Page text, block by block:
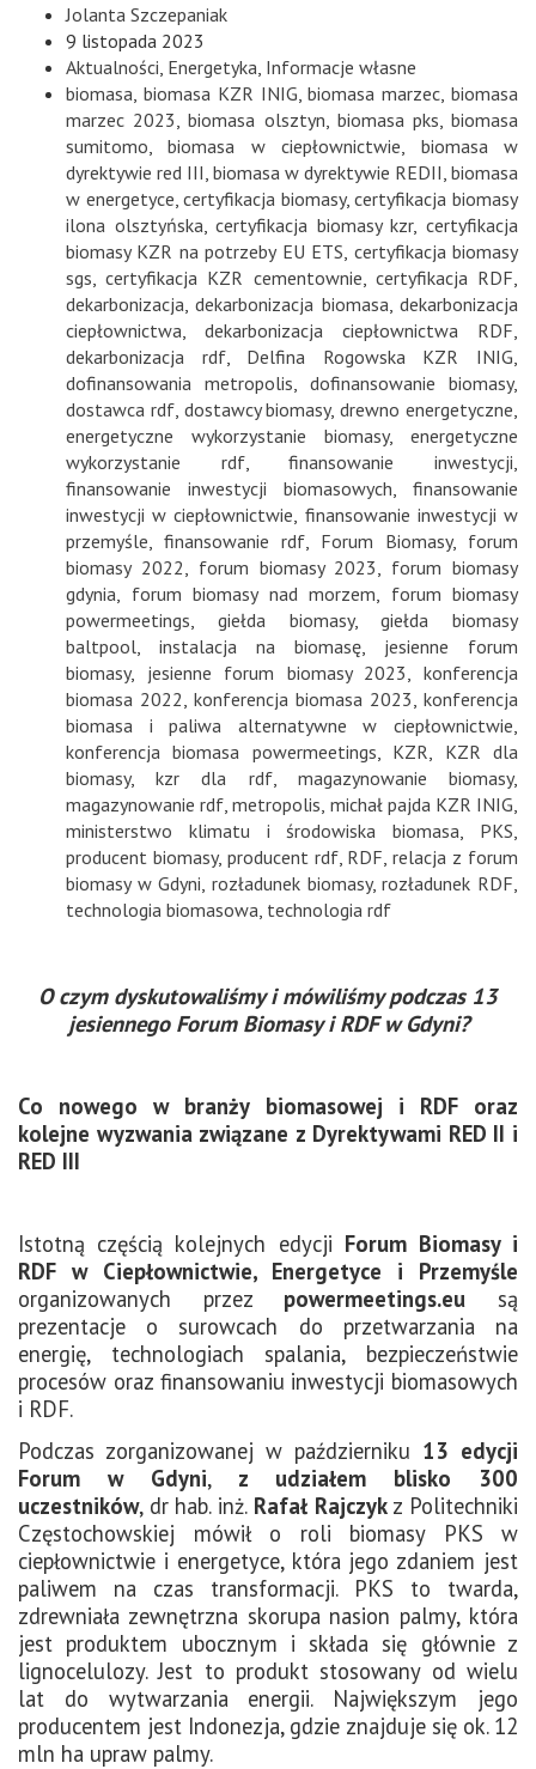
Jolanta Szczepaniak
9 listopada 2023
Aktualności Energetyka Informacje własne
biomasa biomasa KZR INIG ,biomasa marzec ,biomasa
marzec 2023 ,biomasa olsztyn biomasa pks ,biomasa
sumitomo ,biomasa w ciepłownictwie
biomasa w
dyrektywie red III biomasa w dyrektywie REDII biomasa
w energetyce ,certyfikacja biomasy,certyfikacja biomasy
ilona olsztyńska ,certyfikacja biomasy kzr,certyfikacja
biomasy KZR na potrzeby EU ETS certyfikacja biomasy
sgs ,certyfikacja KZR cementownie certyfikacja RDF
dekarbonizacja ,dekarbonizacja biomasa ,dekarbonizacja
ciepłownictwa
dekarbonizacja ciepłownictwa RDF
dekarbonizacja rdf, Delfina Rogowska KZR INIG
dofinansowania metropolis
dofinansowanie biomasy,
dostawca rdf, dostawcy biomasy,drewno energetyczne
energetyczne wykorzystanie biomasy, energetyczne
wykorzystanie rdf,finansowanie inwestycji
finansowanie inwestycji biomasowych
finansowanie
inwestycji w ciepłownictwie finansowanie inwestycji w
przemyśle
finansowanie rdf Forum Biomasy, forum
biomasy 2022
forum biomasy 2023
forum biomasy
gdynia
forum biomasy nad morzem
forum biomasy
powermeetings
giełda biomasy,giełda biomasy
baltpool
instalacja na biomasę
jesienne forum
biomasy, jesienne forum biomasy 2023 ,konferencja
biomasa 2022 konferencja biomasa 2023 konferencja
biomasa i paliwa alternatywne w ciepłownictwie
konferencja biomasa powermeetings
KZR
KZR dla
biomasy,kzr dla rdf, magazynowanie biomasy,
magazynowanie rdf ,metropolis michał pajda KZR INIG
ministerstwo klimatu i środowiska biomasa
PKS
producent biomasy, producent rdf, RDF ,relacja z forum
biomasy w Gdyni ,rozładunek biomasy,rozładunek RDF
technologia biomasowa technologia rdf
O czym dyskutowaliśmy i mówiliśmy podczas 13
jesiennego Forum Biomasy i RDF w Gdyni?
Co nowego w branży biomasowej i RDF oraz
kolejne wyzwania związane z Dyrektywami RED II i
RED III
Istotną częścią kolejnych edycji Forum Biomasy i
RDF w Ciepłownictwie, Energetyce i Przemyśle
organizowanych przez powermeetings.eu są
prezentacje o surowcach do przetwarzania na
energię, technologiach spalania, bezpieczeństwie
procesów oraz finansowaniu inwestycji biomasowych
i RDF.
Podczas zorganizowanej w październiku 13 edycji
Forum w Gdyni, z udziałem blisko 300
uczestników, dr hab. inż. Rafał Rajczykz Politechniki
Częstochowskiej mówił o roli biomasy PKS w
ciepłownictwie i energetyce, która jego zdaniem jest
paliwem na czas transformacji. PKS to twarda,
zdrewniała zewnętrzna skorupa nasion palmy, która
jest produktem ubocznym i składa się głównie z
lignocelulozy. Jest to produkt stosowany od wielu
lat do wytwarzania energii. Największym jego
producentem jest Indonezja, gdzie znajduje się ok. 12
mln ha upraw palmy.